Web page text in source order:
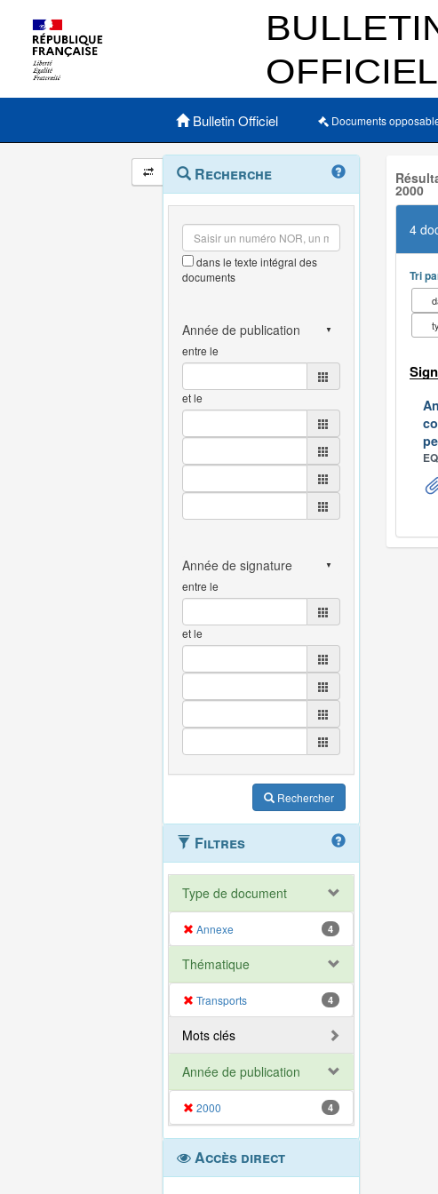
Menu principal
Bulletin Officiel Documents
Navigation
et
outils
annexes
Menu
contextuel
Recherche
dans le texte intégral des
documents
entre le
et le
entre le
et le
Rechercher
Filtres
Type de document
Annexe 4
Thématique
Transports 4
Mots clés
Année de publication
2000 4
Accès direct
2000
4
Tri